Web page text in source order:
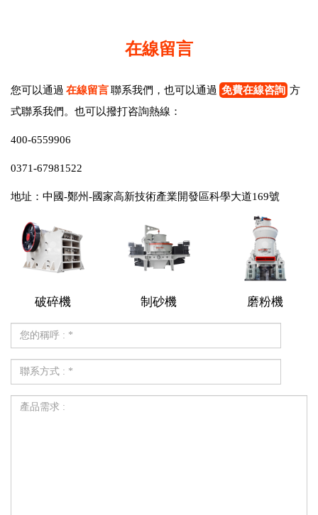
在線留言
您可以通過 在線留言聯系我們，也可以通過 免費在線咨詢 方
式聯系我們。也可以撥打咨詢熱線：
400-6559906
0371-67981522
地址：中國-鄭州-國家高新技術產業開發區科學大道169號
破碎機 制砂機 磨粉機